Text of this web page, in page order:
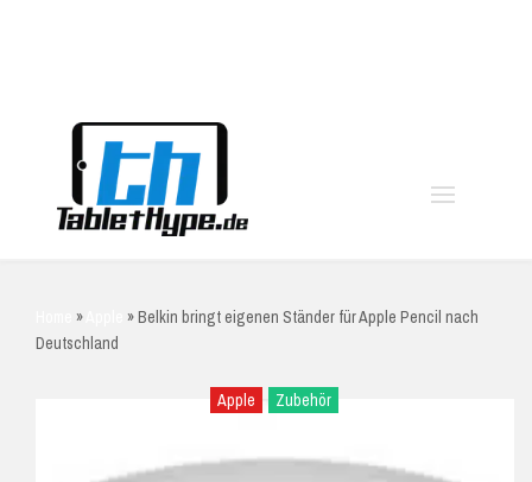
» »Belkin bringt eigenen Ständer für Apple Pencil nach
Deutschland
Apple Zubehör